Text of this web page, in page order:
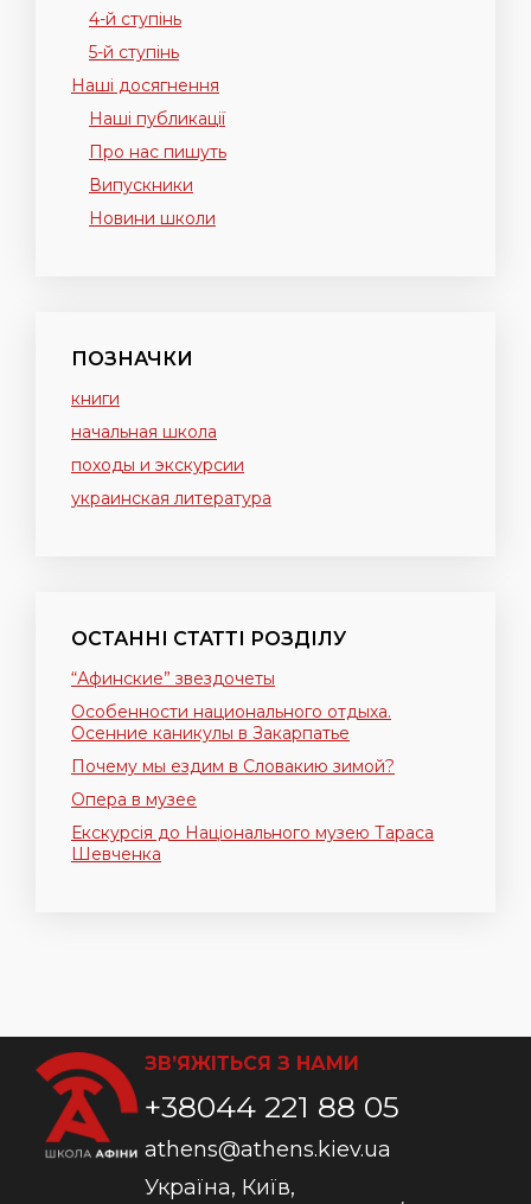
4-й ступінь
5-й ступінь
Наші досягнення
Наші публикації
Про нас пишуть
Випускники
Новини школи
ПОЗНАЧКИ
книги
начальная школа
походы и экскурсии
украинская литература
ОСТАННІ СТАТТІ РОЗДІЛУ
“Афинские” звездочеты
Особенности национального отдыха.
Осенние каникулы в Закарпатье
Почему мы ездим в Словакию зимой?
Опера в музее
Екскурсія до Національного музею Тараса
Шевченка
ЗВ’ЯЖІТЬСЯ З НАМИ
+38044 221 88 05
athens@athens.kiev.ua
Україна, Київ,